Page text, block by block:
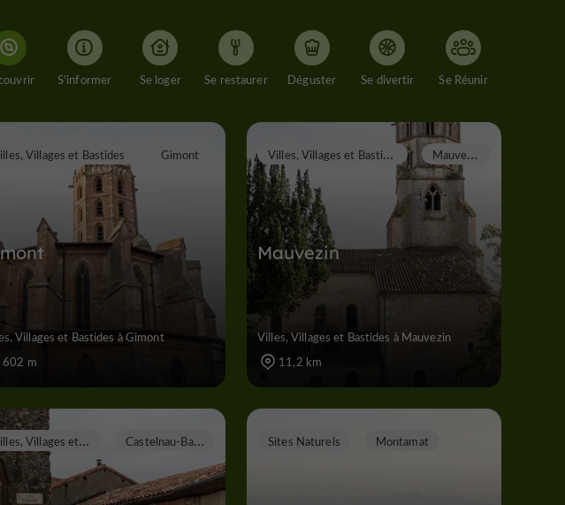
S'informer Se loger Se restaurer Déguster Se divertir Se Réunir
Villages et Bastides Gimont
Villages et Bastides à Gimont
602 m
Mauvezin
V
illes, Villages et Bastides M
auvezin
Villes, Villages et Bastides à Mauvezin
11,2 km
V
illes, Villages et Bastides C
astelnau-Barbarens Sites Naturels Montamat